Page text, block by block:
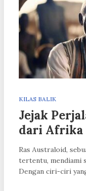
KILAS BALIK
Jejak
dari Afrika
Ras Australoid,
tertentu, mendiami
Dengan ciri-ciri